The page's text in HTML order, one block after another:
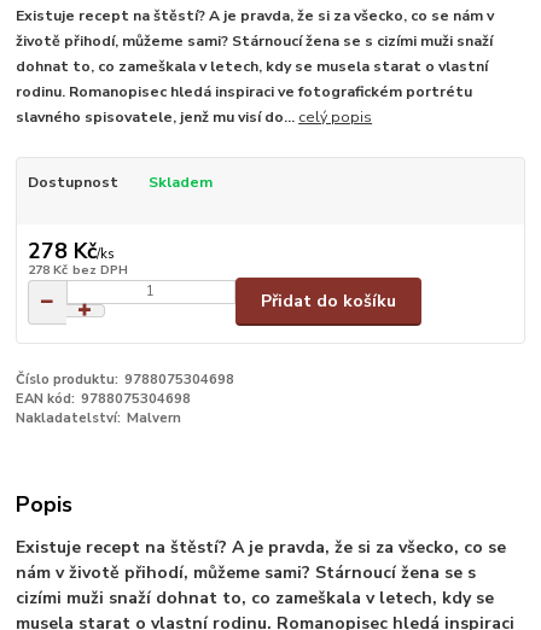
Existuje recept na štěstí? A je pravda, že si za všecko, co se nám v
životě přihodí, můžeme sami? Stárnoucí žena se s cizími muži snaží
dohnat to, co zameškala v letech, kdy se musela starat o vlastní
rodinu. Romanopisec hledá inspiraci ve fotografickém portrétu
slavného spisovatele, jenž mu visí do... celý popis
Dostupnost Skladem
278 Kč/ks
278 Kč bez DPH
Přidat do košíku
Číslo produktu: 9788075304698
EAN kód: 9788075304698
Nakladatelství: Malvern
Popis
Existuje recept na štěstí? A je pravda, že si za všecko, co se
nám v životě přihodí, můžeme sami? Stárnoucí žena se s
cizími muži snaží dohnat to, co zameškala v letech, kdy se
musela starat o vlastní rodinu. Romanopisec hledá inspiraci